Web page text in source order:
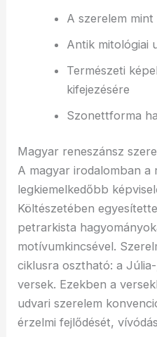
A szerelem
Antik mitológiai
Természeti
kifejezésére
Szonettforma
Magyar reneszánsz
A magyar irodalomban a
legkiemelkedőbb
Költészetében
petrarkista
motívumkincsével.
ciklusra osztható: a
versek. Ezekben a
udvari szerelem
érzelmi fejlődését,